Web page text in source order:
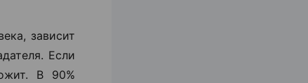
зависит
Если
В 90%